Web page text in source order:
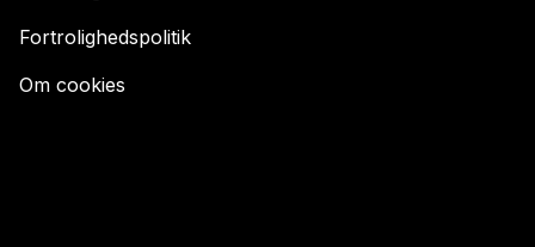
Fortrolighedspolitik
Om cookies